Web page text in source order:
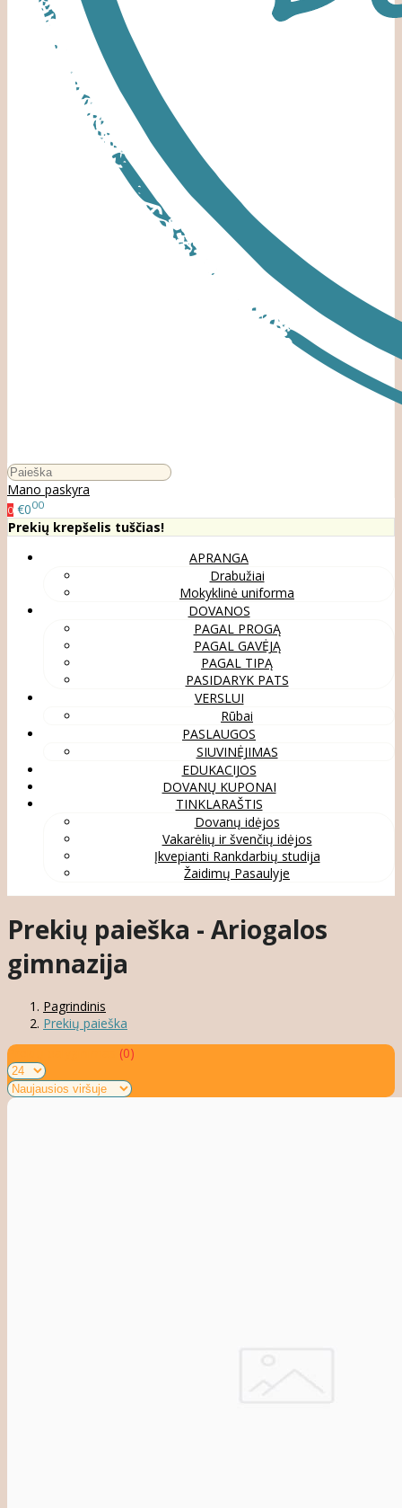
Mano paskyra
0 €000
Prekių krepšelis tuščias!
APRANGA
Drabužiai
Mokyklinė uniforma
DOVANOS
PAGAL PROGĄ
PAGAL GAVĖJĄ
PAGAL TIPĄ
PASIDARYK PATS
VERSLUI
Rūbai
PASLAUGOS
SIUVINĖJIMAS
EDUKACIJOS
DOVANŲ KUPONAI
TINKLARAŠTIS
Dovanų idėjos
Vakarėlių ir švenčių idėjos
Įkvepianti Rankdarbių studija
Žaidimų Pasaulyje
Prekių paieška - Ariogalos
gimnazija
Pagrindinis
Prekių paieška
Prekių palyginimas (0)